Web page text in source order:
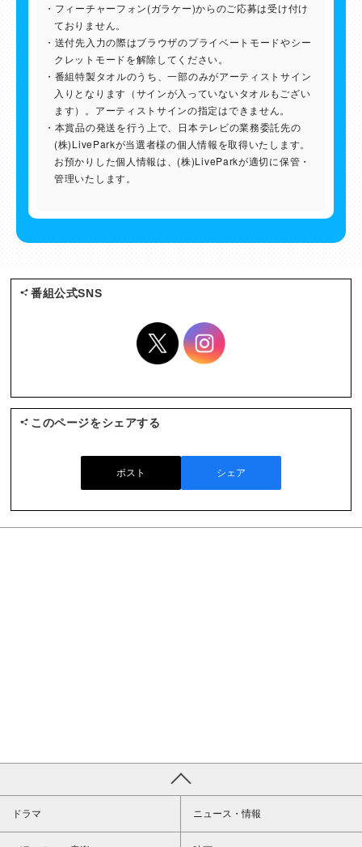
フィーチャーフォン(ガラケー)からのご応募は受け付け
ておりません。
送付先入力の際はブラウザのプライベートモードやシー
クレットモードを解除してください。
番組特製タオルのうち、一部のみがアーティストサイン
入りとなります（サインが入っていないタオルもござい
ます）。アーティストサインの指定はできません。
本賞品の発送を行う上で、日本テレビの業務委託先の
(株)LiveParkが当選者様の個人情報を取得いたします。
お預かりした個人情報は、(株)LiveParkが適切に保管・
管理いたします。
番組公式SNS
このページをシェアする
ポスト シェア
ドラマ ニュース・情報